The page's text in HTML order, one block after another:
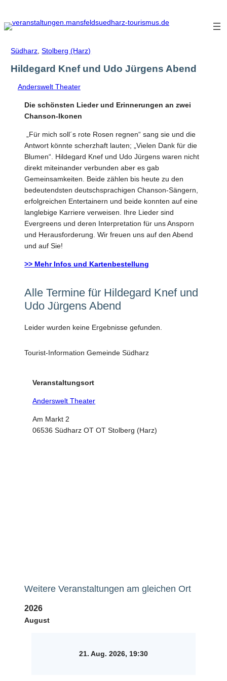
Inhalt
springen
Südharz ,Stolberg (Harz)
Hildegard Knef und Udo Jürgens Abend
Anderswelt Theater
Die schönsten Lieder und Erinnerungen an zwei
Chanson-Ikonen
„Für mich soll´s rote Rosen regnen“ sang sie und die
Antwort könnte scherzhaft lauten; „Vielen Dank für die
Blumen“. Hildegard Knef und Udo Jürgens waren nicht
direkt miteinander verbunden aber es gab
Gemeinsamkeiten. Beide zählen bis heute zu den
bedeutendsten deutschsprachigen Chanson-Sängern,
erfolgreichen Entertainern und beide konnten auf eine
langlebige Karriere verweisen. Ihre Lieder sind
Evergreens und deren Interpretation für uns Ansporn
und Herausforderung. Wir freuen uns auf den Abend
und auf Sie!
>> Mehr Infos und Kartenbestellung
Alle Termine für Hildegard Knef und
Udo Jürgens Abend
Leider wurden keine Ergebnisse gefunden.
Tourist-Information Gemeinde Südharz
Veranstaltungsort
Anderswelt Theater
Am Markt 2
06536 Südharz OT OT Stolberg (Harz)
Weitere Veranstaltungen am gleichen Ort
2026
August
21. Aug. 2026, 19:30